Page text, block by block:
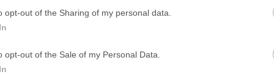
opt-out of the Sharing of my personal data.
opt-out of the Sale of my Personal Data.
Opera, un navegador Vivaldi para Mac que es rápido, pero
altamente flexible y que pone al usuario en primer
puedes navegar a tu manera.El navegador web Vivaldi se
pestañas del navegador en la parte inferior o lateral de la
ubicación diferente para la barra de direcciones?Con la